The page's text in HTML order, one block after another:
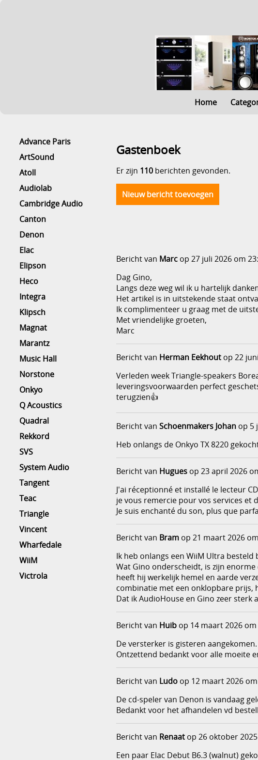
Home
Advance Paris
ArtSound
Atoll
Audiolab
Cambridge Audio
Canton
Denon
Elac
Elipson
Heco
Integra
Klipsch
Magnat
Marantz
Music Hall
Norstone
Onkyo
Q Acoustics
Quadral
Rekkord
SVS
System Audio
Tangent
Teac
Triangle
Vincent
Wharfedale
WiiM
Victrola
Gastenboek
Er zijn 110 berichten gevonden.
Nieuw bericht toevoegen
Bericht van Marc op 27 juli 2026 om
Dag Gino,
Langs deze weg wil ik u hartelijk
Het artikel is in uitstekende staat
Ik complimenteer u graag met de
Met vriendelijke groeten,
Marc
Bericht van Herman Eekhout op 22
Verleden week Triangle-speakers
leveringsvoorwaarden perfect
terugzien👍
Bericht van Schoenmakers Johan op 5
Heb onlangs de Onkyo TX 8220
Bericht van Hugues op 23 april 2026
J'ai réceptionné et installé le lecteur
je vous remercie pour vos services et
Je suis enchanté du son, plus que
Bericht van Bram op 21 maart 2026
Ik heb onlangs een WiiM Ultra
Wat Gino onderscheidt, is zijn
heeft hij werkelijk hemel en aarde
combinatie met een onklopbare prijs,
Dat ik AudioHouse en Gino zeer
Bericht van Huib op 14 maart 2026 om
De versterker is gisteren
Ontzettend bedankt voor alle moeite
Bericht van Ludo op 12 maart 2026
De cd-speler van Denon is vandaag
Bedankt voor het afhandelen vd
Bericht van Renaat op 26 oktober
Een paar Elac Debut B6.3 (walnut)